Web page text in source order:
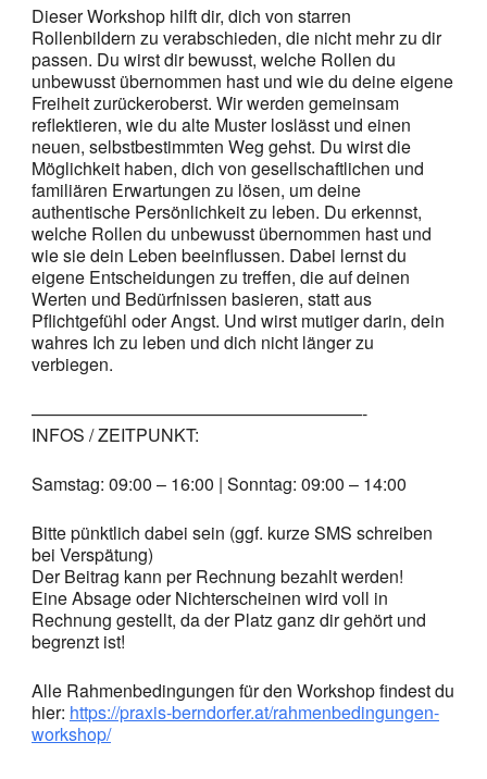
Dieser Workshop hilft dir, dich von starren
Rollenbildern zu verabschieden, die nicht mehr zu dir
passen. Du wirst dir bewusst, welche Rollen du
unbewusst übernommen hast und wie du deine eigene
Freiheit zurückeroberst. Wir werden gemeinsam
reflektieren, wie du alte Muster loslässt und einen
neuen, selbstbestimmten Weg gehst. Du wirst die
Möglichkeit haben, dich von gesellschaftlichen und
familiären Erwartungen zu lösen, um deine
authentische Persönlichkeit zu leben. Du erkennst,
welche Rollen du unbewusst übernommen hast und
wie sie dein Leben beeinflussen. Dabei lernst du
eigene Entscheidungen zu treffen, die auf deinen
Werten und Bedürfnissen basieren, statt aus
Pflichtgefühl oder Angst. Und wirst mutiger darin, dein
wahres Ich zu leben und dich nicht länger zu
verbiegen.
———————————————————-
INFOS / ZEITPUNKT:
Samstag: 09:00 – 16:00 | Sonntag: 09:00 – 14:00
Bitte pünktlich dabei sein (ggf. kurze SMS schreiben
bei Verspätung)
Der Beitrag kann per Rechnung bezahlt werden!
Eine Absage oder Nichterscheinen wird voll in
Rechnung gestellt, da der Platz ganz dir gehört und
begrenzt ist!
Alle Rahmenbedingungen für den Workshop findest du
hier: https://praxis-berndorfer.at/rahmenbedingungen-
workshop/